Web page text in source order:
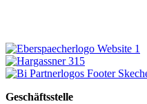
Geschäftsstelle